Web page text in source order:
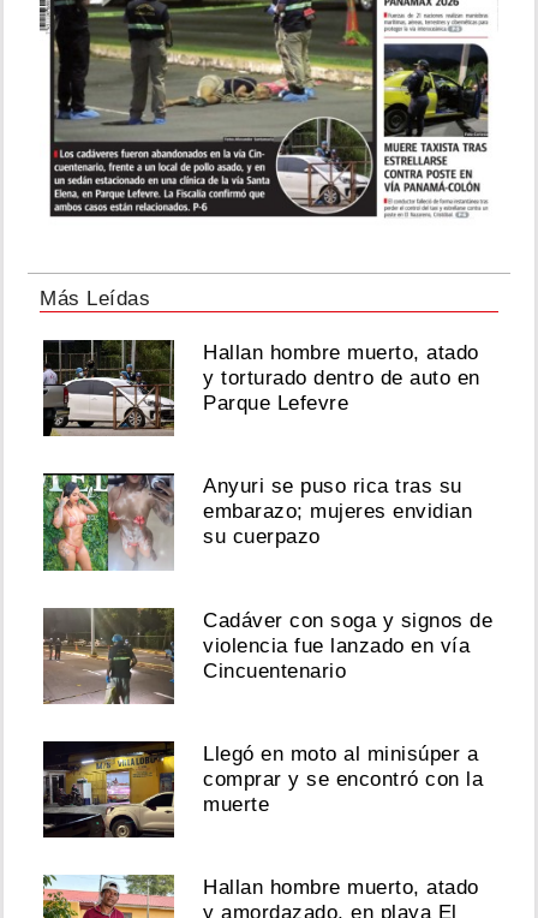
Más Leídas
Hallan hombre muerto, atado
y torturado dentro de auto en
Parque Lefevre
Anyuri se puso rica tras su
embarazo; mujeres envidian
su cuerpazo
Cadáver con soga y signos de
violencia fue lanzado en vía
Cincuentenario
Llegó en moto al minisúper a
comprar y se encontró con la
muerte
Hallan hombre muerto, atado
y amordazado, en playa El